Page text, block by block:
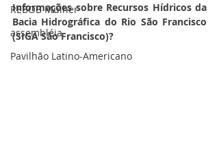
REBOB Mulher
assembléia
Pavilhão Latino-Americano
Informações sobre Recursos Hídricos da
Bacia Hidrográfica do Rio São Francisco
(SIGA São Francisco)?​